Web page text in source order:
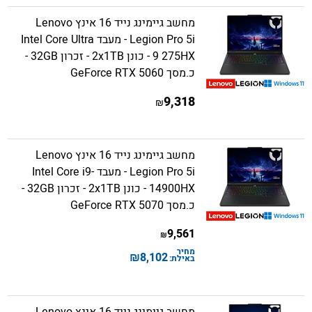
מחשב גיימינג נייד 16 אינץ Lenovo
Legion Pro 5i - מעבד Intel Core Ultra
9 275HX - כונן 2x1TB - זכרון 32GB -
כ.מסך GeForce RTX 5060
9,318
₪
מחשב גיימינג נייד 16 אינץ Lenovo
Legion Pro 5i - מעבד Intel Core i9-
14900HX - כונן 2x1TB - זכרון 32GB -
כ.מסך GeForce RTX 5070
9,561
₪
מחיר
באילת:8,102
₪